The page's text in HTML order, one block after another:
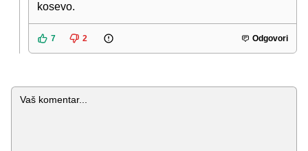
kosevo.
7 2 Odgovori
Komentar